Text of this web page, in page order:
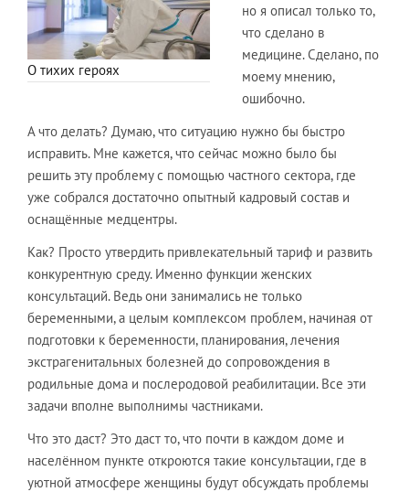
О тихих героях
но я описал только то,
что сделано в
медицине. Сделано, по
моему мнению,
ошибочно.
А что делать? Думаю, что ситуацию нужно бы быстро
исправить. Мне кажется, что сейчас можно было бы
решить эту проблему с помощью частного сектора, где
уже собрался достаточно опытный кадровый состав и
оснащённые медцентры.
Как? Просто утвердить привлекательный тариф и развить
конкурентную среду. Именно функции женских
консультаций. Ведь они занимались не только
беременными, а целым комплексом проблем, начиная от
подготовки к беременности, планирования, лечения
экстрагенитальных болезней до сопровождения в
родильные дома и послеродовой реабилитации. Все эти
задачи вполне выполнимы частниками.
Что это даст? Это даст то, что почти в каждом доме и
населённом пункте откроются такие консультации, где в
уютной атмосфере женщины будут обсуждать проблемы